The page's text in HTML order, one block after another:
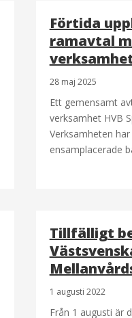
Förtida
ramavtal
28 maj 2025
Ett gemensamt
verksamhet HVB
Verksamheten
ensamplacerade
Tillfälligt
1 augusti 2022
Från 1 augusti är